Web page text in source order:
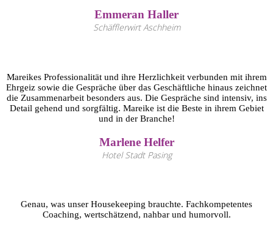
Emmeran Haller
Schäfflerwirt Aschheim
Mareikes Professionalität und ihre Herzlichkeit verbunden mit ihrem
Ehrgeiz sowie die Gespräche über das Geschäftliche hinaus zeichnet
die Zusammenarbeit besonders aus. Die Gespräche sind intensiv, ins
Detail gehend und sorgfältig. Mareike ist die Beste in ihrem Gebiet
und in der Branche!
Marlene Helfer
Hotel Stadt Pasing
Genau, was unser Housekeeping brauchte. Fachkompetentes
Coaching, wertschätzend, nahbar und humorvoll.